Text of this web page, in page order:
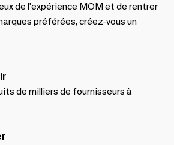
de l'expérience MOM et de rentrer
préférées, créez-vous un
de milliers de fournisseurs à